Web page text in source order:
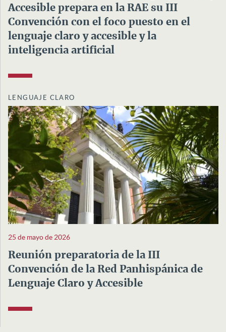
Accesible prepara en la RAE su III
Convención con el foco puesto en el
lenguaje claro y accesible y la
inteligencia artificial
LENGUAJE CLARO
25 de mayo de 2026
Reunión preparatoria de la III
Convención de la Red Panhispánica de
Lenguaje Claro y Accesible